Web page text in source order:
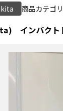
商品カテゴリ
インパクト